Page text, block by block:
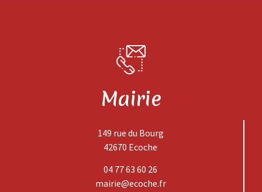
Mairie
149 rue du Bourg
42670 Ecoche
04 77 63 60 26
mairie@ecoche.fr